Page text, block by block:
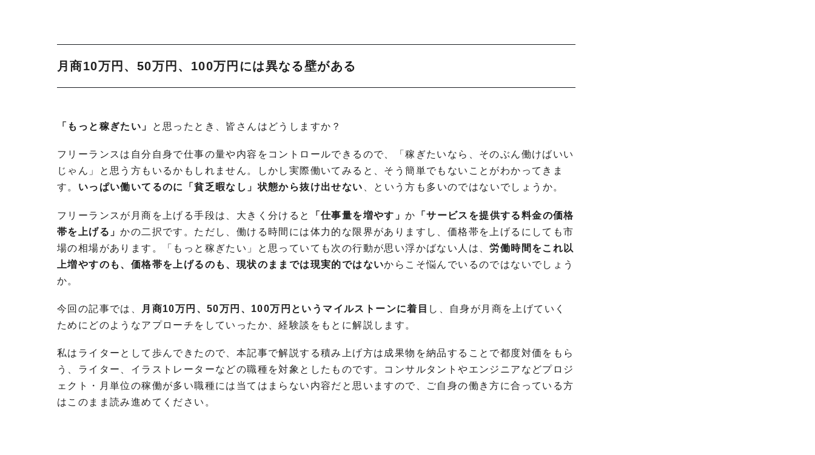
月商10万円、50万円、100万円には異なる壁がある
「もっと稼ぎたい」 と思ったとき、皆さんはどうしますか？
フリーランスは自分自身で仕事の量や内容をコントロールできるので、「稼ぎたいなら、そのぶん働けばいい
じゃん」と思う方もいるかもしれません。しかし実際働いてみると、そう簡単でもないことがわかってきま
す。 いっぱい働いてるのに「貧乏暇なし」状態から抜け出せない 、という方も多いのではないでしょうか。
フリーランスが月商を上げる手段は、大きく分けると 「仕事量を増やす」か
「サービスを提供する料金の価格
帯を上げる」かの二択です。ただし、働ける時間には体力的な限界がありますし、価格帯を上げるにしても市
場の相場があります。「もっと稼ぎたい」と思っていても次の行動が思い浮かばない人は、労働時間をこれ以
上増やすのも、価格帯を上げるのも、現状のままでは現実的ではないからこそ悩んでいるのではないでしょう
か。
今回の記事では、 月商10万円、50万円、100万円というマイルストーンに着目 し、自身が月商を上げていく
ためにどのようなアプローチをしていったか、経験談をもとに解説します。
私はライターとして歩んできたので、本記事で解説する積み上げ方は成果物を納品することで都度対価をもら
う、ライター、イラストレーターなどの職種を対象としたものです。コンサルタントやエンジニアなどプロジ
ェクト・月単位の稼働が多い職種には当てはまらない内容だと思いますので、ご自身の働き方に合っている方
はこのまま読み進めてください。